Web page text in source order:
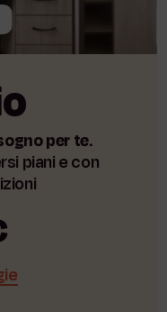
per te.
piani e con